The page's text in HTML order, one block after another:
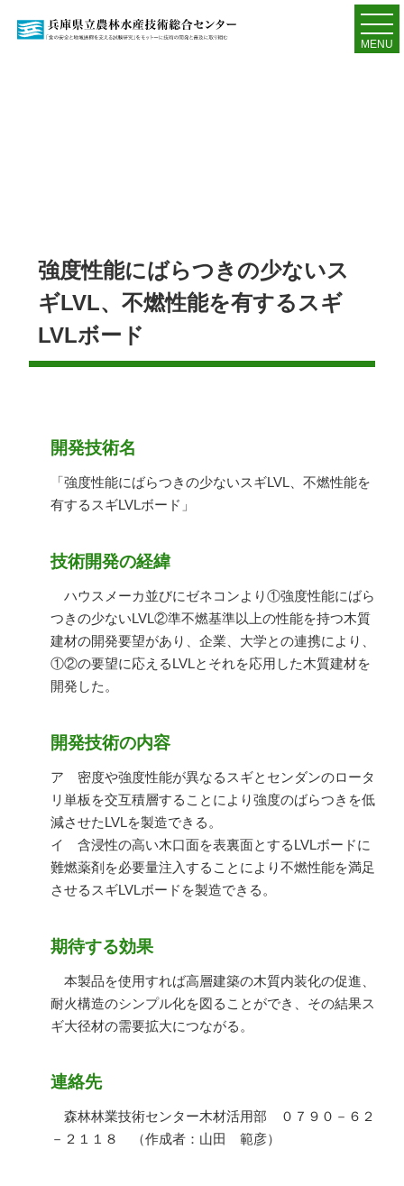
MENU
強度性能にばらつきの少ないス
ギLVL、不燃性能を有するスギ
LVLボード
開発技術名
「強度性能にばらつきの少ないスギLVL、不燃性能を
有するスギLVLボード」
技術開発の経緯
ハウスメーカ並びにゼネコンより①強度性能にばら
つきの少ないLVL②準不燃基準以上の性能を持つ木質
建材の開発要望があり、企業、大学との連携により、
①②の要望に応えるLVLとそれを応用した木質建材を
開発した。
開発技術の内容
ア 密度や強度性能が異なるスギとセンダンのロータ
リ単板を交互積層することにより強度のばらつきを低
減させたLVLを製造できる。
イ 含浸性の高い木口面を表裏面とするLVLボードに
難燃薬剤を必要量注入することにより不燃性能を満足
させるスギLVLボードを製造できる。
期待する効果
本製品を使用すれば高層建築の木質内装化の促進、
耐火構造のシンプル化を図ることができ、その結果ス
ギ大径材の需要拡大につながる。
連絡先
森林林業技術センター木材活用部 ０７９０－６２
－２１１８ （作成者：山田 範彦）